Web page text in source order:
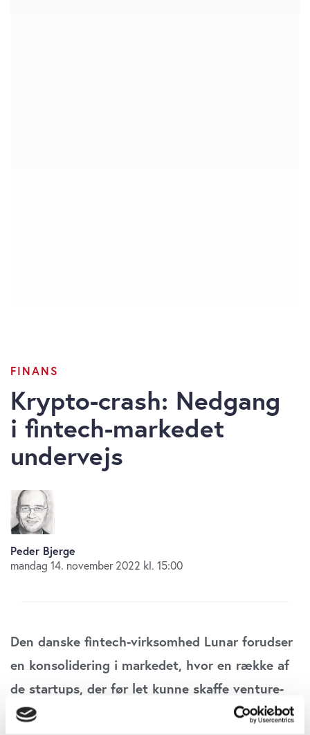
FINANS
Krypto-crash: Nedgang
i fintech-markedet
undervejs
Peder Bjerge
mandag 14. november 2022 kl. 15:00
Den danske fintech-virksomhed Lunar forudser
en konsolidering i markedet, hvor en række af
de startups, der før let kunne skaffe venture-
kroner, risikerer at gå ned. Globalt ser man en